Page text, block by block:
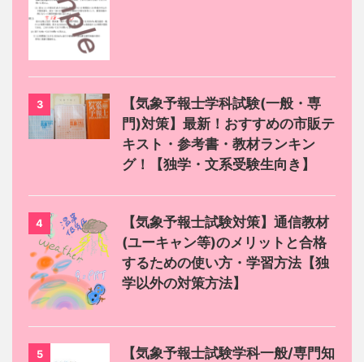
3
【気象予報士学科試験(一般・専
門)対策】最新！おすすめの市販テ
キスト・参考書・教材ランキン
グ！【独学・文系受験生向き】
4
【気象予報士試験対策】通信教材
(ユーキャン等)のメリットと合格
するための使い方・学習方法【独
学以外の対策方法】
5
【気象予報士試験学科一般/専門知